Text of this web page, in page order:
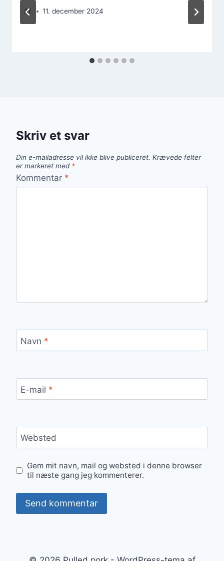
Af 11. december 2024
Skriv et svar
Din e-mailadresse vil ikke blive publiceret. Krævede felter
er markeret med *
Kommentar *
Navn *
E-mail *
Websted
Gem mit navn, mail og websted i denne browser
til næste gang jeg kommenterer.